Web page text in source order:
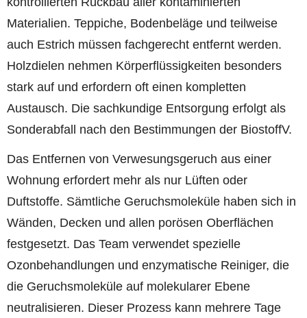
Materialien. Teppiche, Bodenbeläge und teilweise
auch Estrich müssen fachgerecht entfernt werden.
Holzdielen nehmen Körperflüssigkeiten besonders
stark auf und erfordern oft einen kompletten
Austausch. Die sachkundige Entsorgung erfolgt als
Sonderabfall nach den Bestimmungen der BiostoffV.
Das Entfernen von Verwesungsgeruch aus einer
Wohnung erfordert mehr als nur Lüften oder
Duftstoffe. Sämtliche Geruchsmoleküle haben sich in
Wänden, Decken und allen porösen Oberflächen
festgesetzt. Das Team verwendet spezielle
Ozonbehandlungen und enzymatische Reiniger, die
die Geruchsmoleküle auf molekularer Ebene
neutralisieren. Dieser Prozess kann mehrere Tage